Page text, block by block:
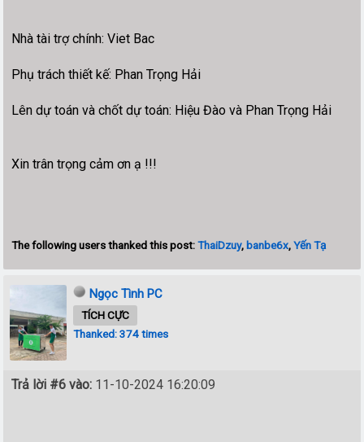
Nhà tài trợ chính: Viet Bac
Phụ trách thiết kế: Phan Trọng Hải
Lên dự toán và chốt dự toán: Hiệu Đào và Phan Trọng Hải
Xin trân trọng cảm ơn ạ !!!
The following users thanked this post:ThaiDzuy, banbe6x,Yến Tạ
Ngọc Tình PC
TÍCH CỰC
Thanked: 374 times
Trả lời #6 vào: 11-10-2024 16:20:09